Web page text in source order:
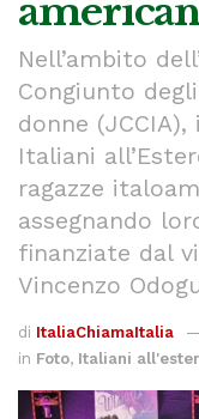
Nell’ambito
Congiunto
donne
Italiani
ragazze
assegnando
finanziate dal
Vincenzo
di ItaliaChiamaItalia
in Foto, Italiani